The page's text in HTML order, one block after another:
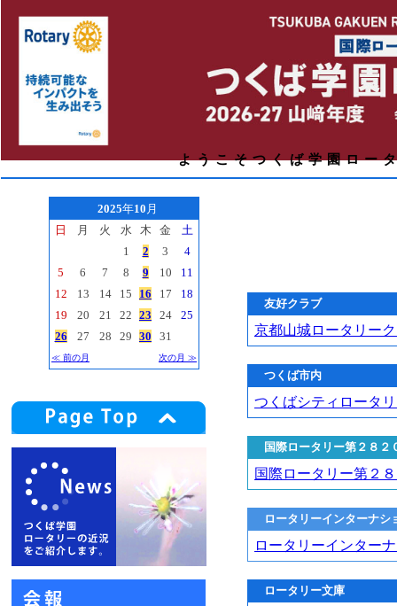
ようこそつくば学園ロー
2025年10 月
日
月 火 水 木 金
土
1
2 3
4
5
6 7 8 9 10
11
12
13 14 15 16 17
18
19
20 21 22 23 24
25
26
27 28 29 30 31
≪ 前の月 次の月 ≫
友好クラブ
京都山城ロータリー
つくば市内
つくばシティロータ
国際ロータリー第２８２
国際ロータリー第２
ロータリーインターナ
ロータリーインター
ロータリー文庫